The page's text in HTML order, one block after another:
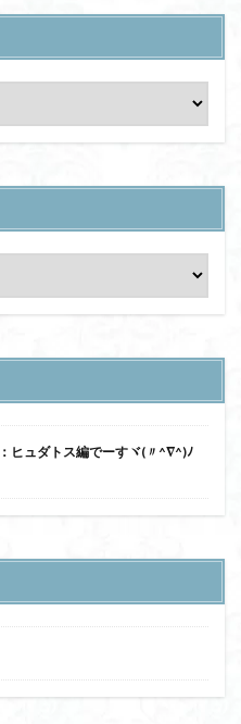
ヒュダトス編でーすヾ(〃^∇^)ﾉ